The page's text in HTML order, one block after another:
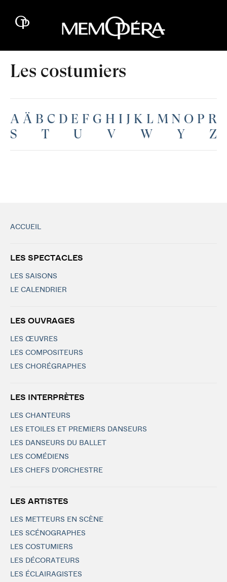
Les costumiers
A Ä B C D E F G H I J K L M N O P R
S
T U V W Y Z
ACCUEIL
LES SPECTACLES
LES SAISONS
LE CALENDRIER
LES OUVRAGES
LES ŒUVRES
LES COMPOSITEURS
LES CHORÉGRAPHES
LES INTERPRÈTES
LES CHANTEURS
LES ETOILES ET PREMIERS DANSEURS
LES DANSEURS DU BALLET
LES COMÉDIENS
LES CHEFS D'ORCHESTRE
LES ARTISTES
LES METTEURS EN SCÈNE
LES SCÉNOGRAPHES
LES COSTUMIERS
LES DÉCORATEURS
LES ÉCLAIRAGISTES